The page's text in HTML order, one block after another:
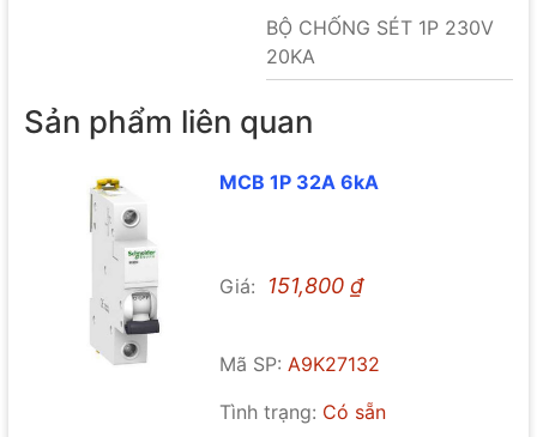
BỘ CHỐNG SÉT 1P 230V
20KA
Sản phẩm liên quan
MCB 1P 32A 6kA
Giá: 151,800₫
Mã SP:A9K27132
Tình trạng: Có sẵn